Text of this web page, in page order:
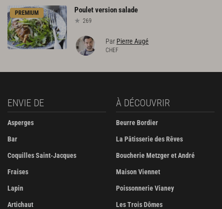
PREMIUM Pouletversionsalade
269
Par Pierre Augé
CHEF
ENVIE DE
Asperges
Bar
Coquilles Saint-Jacques
Fraises
Lapin
Artichaut
À DÉCOUVRIR
Beurre Bordier
La Pâtisserie des Rêves
Boucherie Metzger et André
Maison Viennet
Poissonnerie Vianey
Les Trois Dômes